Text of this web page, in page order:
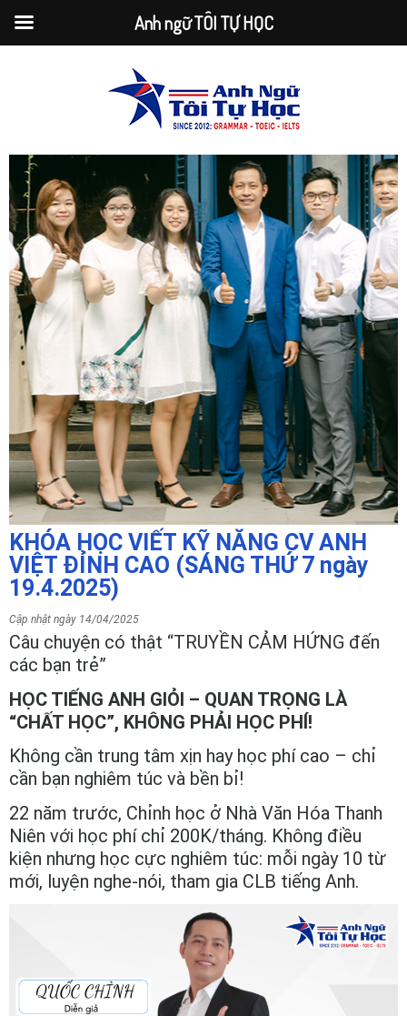
KHÓA HỌC VIẾT KỸ NĂNG CV ANH
VIỆT ĐỈNH CAO (SÁNG THỨ 7 ngày
19.4.2025)
Cập nhật ngày 14/04/2025
Câu chuyện có thật “TRUYỀN CẢM HỨNG đến
các bạn trẻ”
HỌC TIẾNG ANH GIỎI – QUAN TRỌNG LÀ
“CHẤT HỌC”, KHÔNG PHẢI HỌC PHÍ!
Không cần trung tâm xịn hay học phí cao – chỉ
cần bạn nghiêm túc và bền bỉ!
22 năm trước, Chỉnh học ở Nhà Văn Hóa Thanh
Niên với học phí chỉ 200K/tháng. Không điều
kiện nhưng học cực nghiêm túc: mỗi ngày 10 từ
mới, luyện nghe-nói, tham gia CLB tiếng Anh.
Anh ngữ TÔI TỰ HỌC